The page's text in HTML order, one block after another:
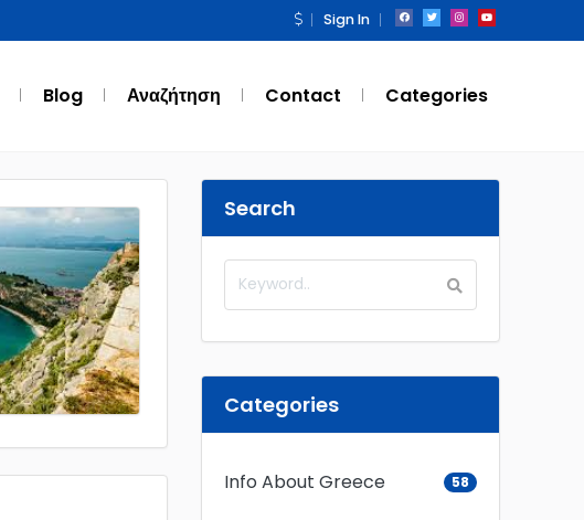
Sign In
Blog Αναζήτηση Contact Categories
Search
Categories
Info About Greece 58